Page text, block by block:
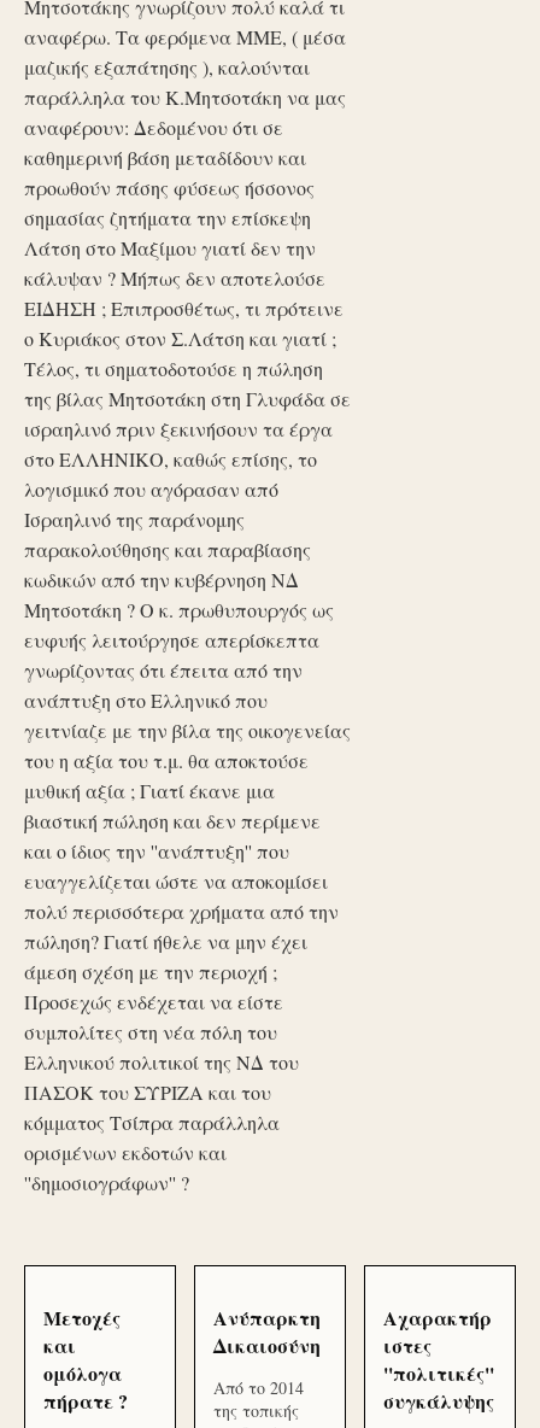
Μητσοτάκης γνωρίζουν πολύ καλά τι
αναφέρω. Τα φερόμενα ΜΜΕ, ( μέσα
μαζικής εξαπάτησης ), καλούνται
παράλληλα του Κ.Μητσοτάκη να μας
αναφέρουν: Δεδομένου ότι σε
καθημερινή βάση μεταδίδουν και
προωθούν πάσης φύσεως ήσσονος
σημασίας ζητήματα την επίσκεψη
Λάτση στο Μαξίμου γιατί δεν την
κάλυψαν ? Μήπως δεν αποτελούσε
ΕΙΔΗΣΗ ; Επιπροσθέτως, τι πρότεινε
ο Κυριάκος στον Σ.Λάτση και γιατί ;
Τέλος, τι σηματοδοτούσε η πώληση
της βίλας Μητσοτάκη στη Γλυφάδα σε
ισραηλινό πριν ξεκινήσουν τα έργα
στο ΕΛΛΗΝΙΚΟ, καθώς επίσης, το
λογισμικό που αγόρασαν από
Ισραηλινό της παράνομης
παρακολούθησης και παραβίασης
κωδικών από την κυβέρνηση ΝΔ
Μητσοτάκη ? Ο κ. πρωθυπουργός ως
ευφυής λειτούργησε απερίσκεπτα
γνωρίζοντας ότι έπειτα από την
ανάπτυξη στο Ελληνικό που
γειτνίαζε με την βίλα της οικογενείας
του η αξία του τ.μ. θα αποκτούσε
μυθική αξία ; Γιατί έκανε μια
βιαστική πώληση και δεν περίμενε
και ο ίδιος την ''ανάπτυξη'' που
ευαγγελίζεται ώστε να αποκομίσει
πολύ περισσότερα χρήματα από την
πώληση? Γιατί ήθελε να μην έχει
άμεση σχέση με την περιοχή ;
Προσεχώς ενδέχεται να είστε
συμπολίτες στη νέα πόλη του
Ελληνικού πολιτικοί της ΝΔ του
ΠΑΣΟΚ του ΣΥΡΙΖΑ και του
κόμματος Τσίπρα παράλληλα
ορισμένων εκδοτών και
''δημοσιογράφων'' ?
Μετοχές
και
ομόλογα
πήρατε ?
Ανύπαρκτη
Δικαιοσύνη
Από το 2014
της τοπικής
Αχαρακτήρ
ιστες
''πολιτικές''
συγκάλυψης